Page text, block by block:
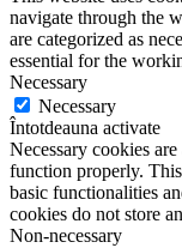
navigate through the
are categorized as
essential for the
Necessary
Necessary
Întotdeauna activate
Necessary cookies
function properly.
basic functionalities
cookies do not store
Non-necessary